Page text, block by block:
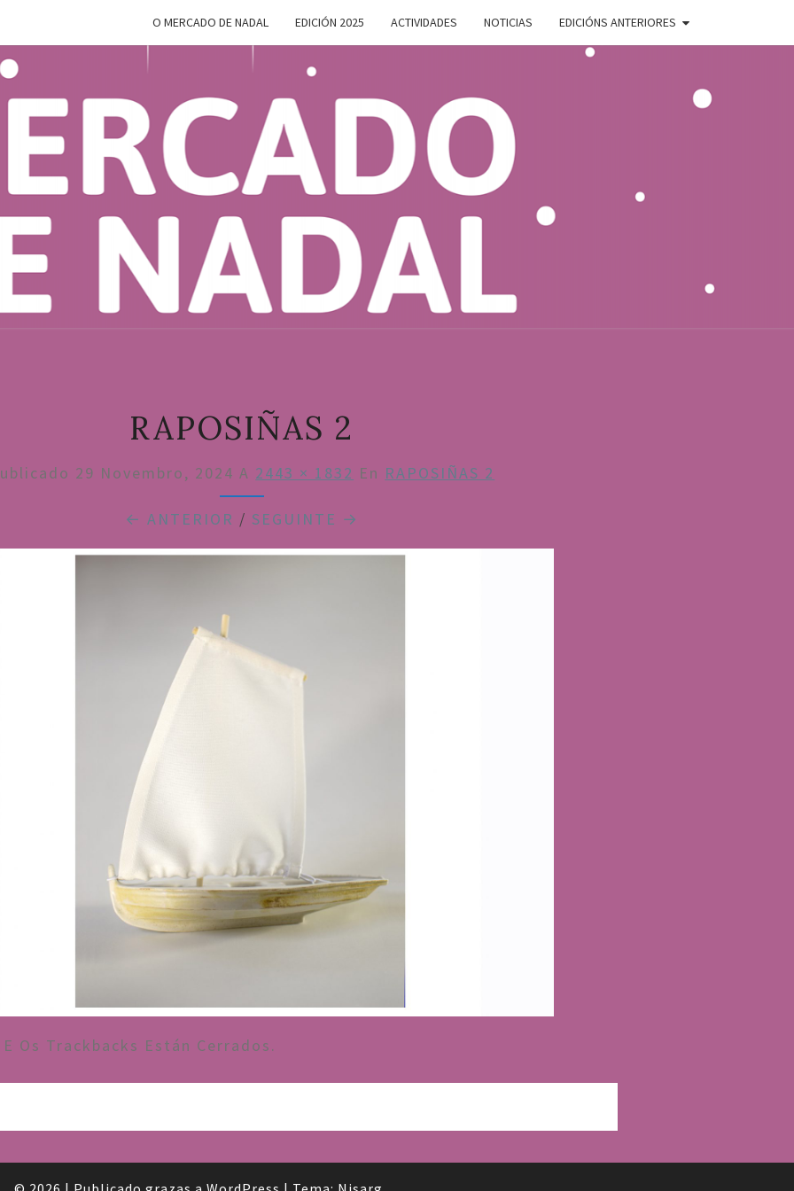
O MERCADO DE NADAL EDICIÓN 2025 ACTIVIDADES NOTICIAS EDICIÓNS ANTERIORES
MERCADO
DE
Do 28 De
Novembro
Ao 5 De
Xaneiro En
Compostela
RAPOSIÑAS 2
29 Novembro, 2024 A 2443 × 1832 En RAPOSIÑAS 2
← ANTERIOR / SEGUINTE →
Os Trackbacks Están Cerrados.